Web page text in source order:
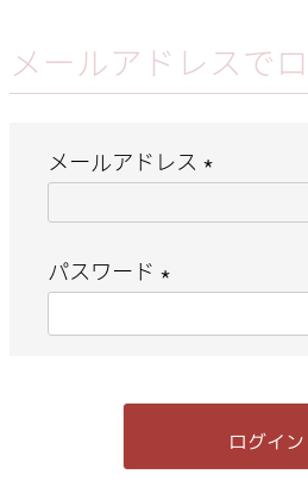
メールアドレスで
メールアドレス
須
)
パスワード
須
ログイン